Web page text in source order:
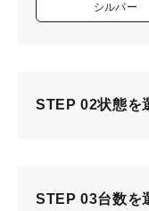
シルバー
STEP 02状態を
STEP 03台数を